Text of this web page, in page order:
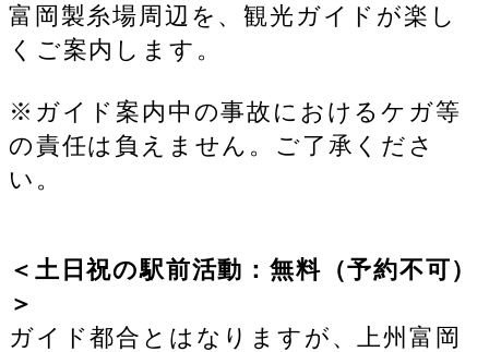
富岡製糸場周辺を、観光ガイドが楽し
くご案内します。
※ガイド案内中の事故におけるケガ等
の責任は負えません。ご了承くださ
い。
＜土日祝の駅前活動：無料（予約不可）
＞
ガイド都合とはなりますが、上州富岡